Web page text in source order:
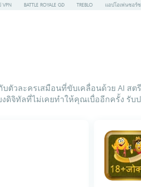
VPN BATTLE ROYALE GD TREBLO แอปโอเพ่นซอร์ซ
วละครเสมือนที่ขับเคลื่อนด้วย AI ส
ดิจิทัลที่ไม่เคยทำให้คุณเบื่ออีกครั้ง รั